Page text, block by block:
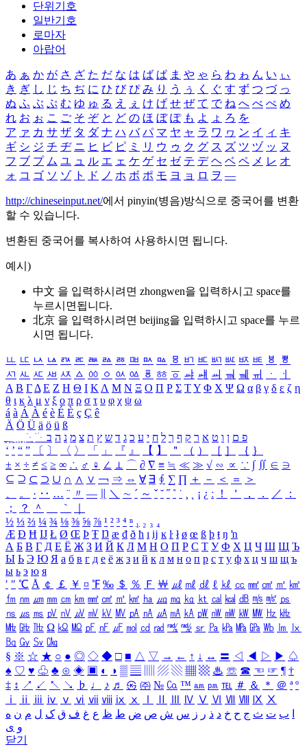
단위기호
일반기호
로마자
아랍어
あ ぁ か が さ ざ た だ な は ば ぱ ま や ゃ ら わ ゎ ん い ぃ
き ぎ し じ ち ぢ に ひ び ぴ み り う ぅ く ぐ す ず つ づ っ
ぬ ふ ぶ ぷ む ゆ ゅ る え ぇ け げ せ ぜ て で ね へ べ ぺ め
れ お ぉ こ ご そ ぞ と ど の ほ ぼ ぽ も よ ょ ろ を
ア ァ カ サ ザ タ ダ ナ ハ バ パ マ ヤ ャ ラ ワ ヮ ン イ ィ キ
ギ シ ジ チ ヂ ニ ヒ ビ ピ ミ リ ウ ゥ ク グ ス ズ ツ ヅ ッ ヌ
フ ブ プ ム ユ ュ ル エ ェ ケ ゲ セ ゼ テ デ ヘ ベ ペ メ レ オ
ォ コ ゴ ソ ゾ ト ド ノ ホ ボ ポ モ ヨ ョ ロ ヲ ―
http://chineseinput.net/에서 pinyin(병음)방식으로 중국어를 변환
할 수 있습니다.
변환된 중국어를 복사하여 사용하시면 됩니다.
예시)
中文 을 입력하시려면 zhongwen을 입력하시고 space를
누르시면됩니다.
北京 을 입력하시려면 beijing을 입력하시고 space를 누르
시면 됩니다.
ㅥ ㅦ ㅧ ㅨ ㅩ ㅪ ㅫ ㅬ ㅭ ㅮ ㅯ ㅰ ㅱ ㅲ ㅳ ㅴ ㅵ ㅶ ㅷ ㅸ
ㅹ
ㅺ ㅻ ㅼ ㅽ ㅾ ㅿ ㆀ ㆁ ㆂ ㆃ ㆄ ㆅ ㆆ ㆇ ㆈ ㆉ ㆊ ㆋ ㆌ ㆍ
ㆎ
Α Β ΓΔ Ε Ζ Η Θ Ι ΚΛ Μ Ν Ξ Ο Π Ρ Σ ΤΥ Φ Χ Ψ Ω α β γ δ ε ζ η
θ ι κ λ μ ν ξ ο π ρ σ τ υ φ χ ψ ω
á à Á À é è É È ç Ç ê
Ä Ö Ü ä ö ü ß
ִֶֹ ֻּ ׁׂ פ ם ן ו ט א ר ק ף ך ל ח י ע כ ג ד ש ץ ת צ מ נ ה ב
‘ ’ “ ” 〔 〕 〈 〉 「 」 『 』 【 】 ＂ （ ） ［ ］ ｛ ｝
± × ÷ ≠ ≤ ≥ ∞ ∴ ♂ ♀ ∠ ⊥ ⌒ ∂ ∇ ≡ ≒ ≪ ≫ √ ∽ ∝ ∵ ∫ ∬ ∈ ∋
⊆ ⊇ ⊂ ⊃ ∪ ∩ ∧ ∨ ￢ ⇒ ⇔ ∀ ∃ ∮ ∑ ∏ ＋ － ＜ ＝
＞
、
。 · ‥ … ¨ 〃 ― ＼ ∼ ´ ～ ˇ ˘ ˝ ˚ ˙ ¸ ¡ ¿ ː ！ ＇ ， ． ／
：
；
？ ＾ ｀
½ ⅓ ⅔ ¼ ¾ ⅛ ⅜ ⅝ ⅞ ¹ ² ³ ⁴ ⁿ ₁ ₂ ₃ ₄
Æ Ð Ħ Ĳ Ł Ø Œ Þ Ŧ Ŋ æ đ ð ħ ı ĳ ĸ ŀ ł ø œ ß þ ŧ ŋ ŉ
А Б В Г Д Е Ё Ж З И Й К Л М Н О П Р С Т У Ф Х Ц Ч Ш Щ Ъ
Ы Ь Э Ю Я а б в г д е ё ж з и й к л м н о п р с т у ф х ц ч ш щ ъ
ы ь э ю я
′ ″ ℃ Å ￠ ￡ ￥ ¤ ℉ ‰ ＄ ％ Ｆ ￦ ㎕ ㎖ ㎗ ℓ ㎘ ㏄ ㎣ ㎤ ㎥ ㎦
㎙ ㎚ ㎛ ㎜ ㎝ ㎞ ㎟ ㎠ ㎡ ㎢ ㏊ ㎍ ㎎ ㎏ ㏏ ㎈ ㎉ ㏈ ㎧ ㎨ ㎰
㎱ ㎲ ㎳ ㎴ ㎵ ㎶ ㎷ ㎸ ㎹ ㎀ ㎁ ㎂ ㎃ ㎄ ㎺ ㎻ ㎽ ㎾ ㎿ ㎐ ㎑
㎒ ㎓ ㎔ Ω ㏀ ㏁ ㎊ ㎋ ㎌ ㏖ ㏅ ㎭ ㎮ ㎯ ㏛ ㎩ ㎪ ㎫ ㎬ ㏝ ㏐
㏓
㏃ ㏉ ㏜ ㏆
§ ※ ☆ ★ ○ ● ◎ ◇ ◆ □ ■ △ ▽ → ← ↑ ↓ ↔ 〓 ◁ ◀ ▷ ▶ ♤
♠ ♡ ♥ ♧ ♣ ⊙ ◈ ▣ ◐ ◑ ▒ ▤ ▨ ▧ ▦ ▩ ♨ ☏ ☎ ☜ ☞ ¶ †
‡ ↕ ↗ ↙ ↖ ↘ ♭ ♩ ♪ ♬ ㉿ ㈜ № ㏇ ™ ㏂ ㏘ ℡ ＃ ＆ ＊ ＠ ª º
ⅰ
ⅱ ⅲ ⅳ ⅴ ⅵ ⅶ ⅷ ⅸ ⅹ Ⅳ Ⅴ Ⅵ Ⅶ Ⅷ Ⅸ Ⅹ
ب ت ث ج ح خ د ذ ر ز س ش ص ض ط ظ ع غ ف ق ک ل م ن ه
و ی
닫기